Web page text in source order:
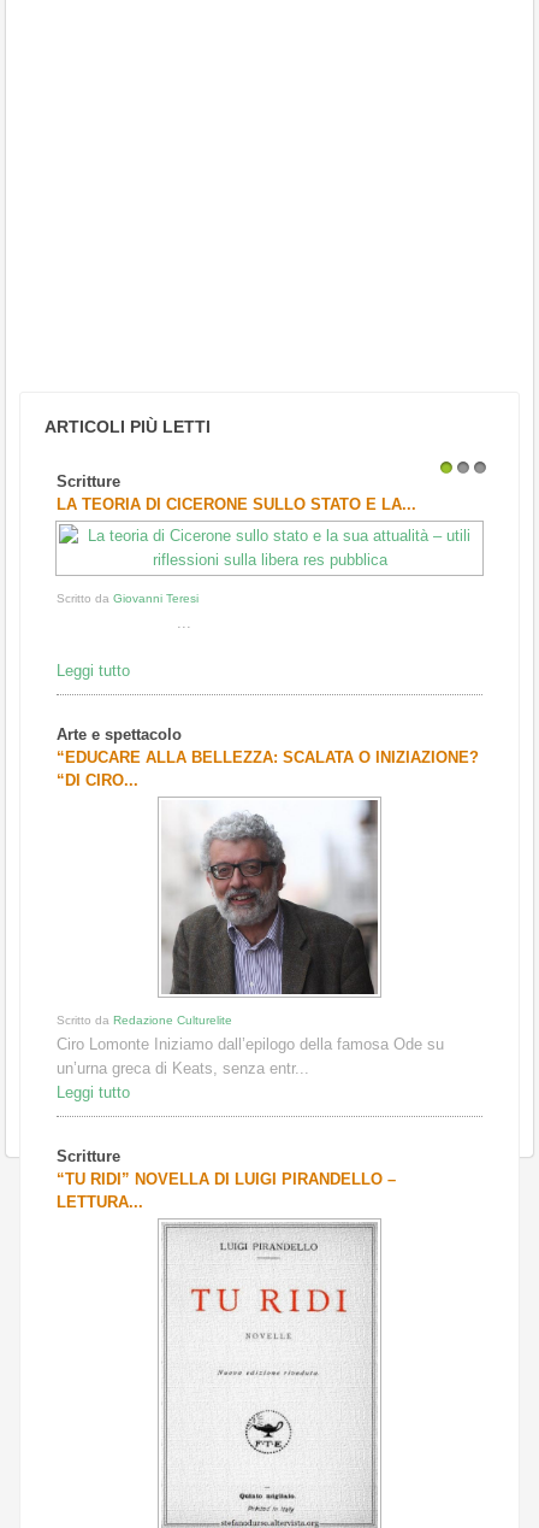
ARTICOLI PIÙ LETTI
Scritture
LA TEORIA DI CICERONE SULLO STATO E LA...
Scritto da Giovanni Teresi
...
Leggi tutto
Arte e spettacolo
“EDUCARE ALLA BELLEZZA: SCALATA O INIZIAZIONE?
“DI CIRO...
Scritto da Redazione Culturelite
Ciro Lomonte Iniziamo dall’epilogo della famosa Ode su
un’urna greca di Keats, senza entr...
Leggi tutto
Scritture
“TU RIDI” NOVELLA DI LUIGI PIRANDELLO –
LETTURA...